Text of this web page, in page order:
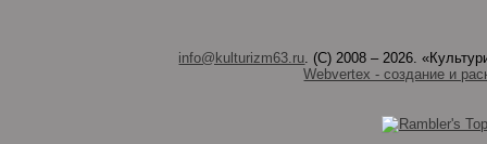
info@kulturizm63.ru. (C) 2008 – 2026.
Webvertex - создание и